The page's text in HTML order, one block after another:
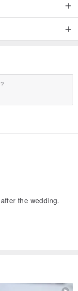
the wedding.